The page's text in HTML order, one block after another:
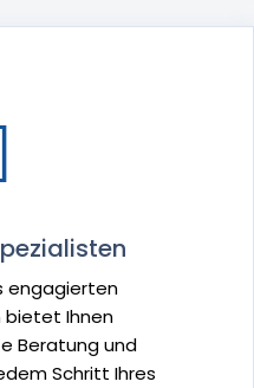
engagierten
bietet Ihnen
Beratung und
Schritt Ihres